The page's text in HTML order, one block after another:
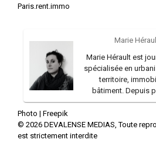
Paris.rent.immo
Marie
Marie Hérault est
spécialisée en
territoire,
bâtiment. Depuis
collabore avec
Elle est par
Photo | Freepik
© 2026 DEVALENSE MEDIAS, Toute
est strictement interdite